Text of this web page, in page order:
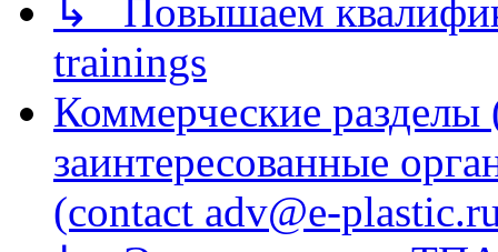
↳ Повышаем
trainings
Коммерческие
заинтересованные
(contact adv@e-